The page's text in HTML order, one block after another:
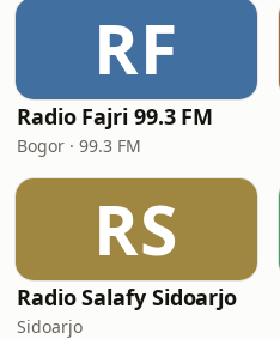
RF
Radio Fajri 99.3 FM
Bogor · 99.3 FM
RS
Radio Salafy Sidoarjo
Sidoarjo